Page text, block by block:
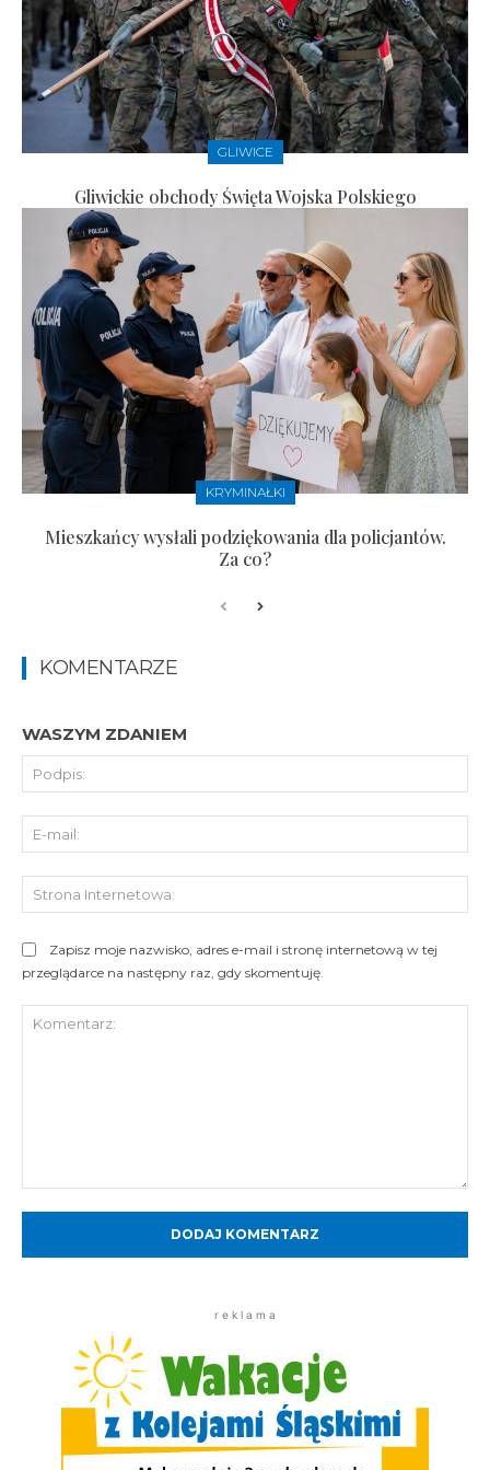
GLIWICE
Gliwickie obchody Święta Wojska Polskiego
KRYMINAŁKI
Mieszkańcy wysłali podziękowania dla policjantów.
Za co?
KOMENTARZE
WASZYM ZDANIEM
Zapisz moje nazwisko, adres e-mail i stronę internetową w tej
przeglądarce na następny raz, gdy skomentuję.
r e k l a m a